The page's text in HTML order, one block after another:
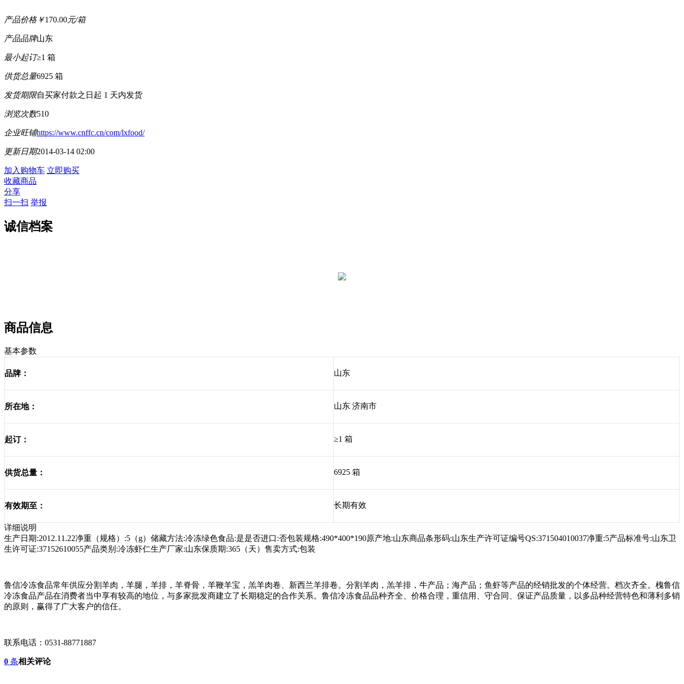
产品价格￥170.00元/箱
产品品牌山东
最小起订≥1 箱
供货总量6925 箱
发货期限自买家付款之日起 1 天内发货
浏览次数510
企业旺铺https://www.cnffc.cn/com/lxfood/
更新日期2014-03-14 02:00
加入购物车 立即购买
收藏商品
分享
扫一扫 举报
诚信档案
商品信息
基本参数
品牌： 山东
所在地： 山东 济南市
起订： ≥1 箱
供货总量： 6925 箱
有效期至： 长期有效
详细说明
生产日期:2012.11.22净重（规格）:5（g）储藏方法:冷冻绿色食品:是是否进口:否包装规格:490*400*190原产地:山东商品条形码:山东生产许可证编号QS:371504010037净重:5产品标准号:山东卫
生许可证:37152610055产品类别:冷冻虾仁生产厂家:山东保质期:365（天）售卖方式:包装
鲁信冷冻食品常年供应分割羊肉，羊腿，羊排，羊脊骨，羊鞭羊宝，羔羊肉卷、新西兰羊排卷。分割羊肉，羔羊排，牛产品；海产品；鱼虾等产品的经销批发的个体经营。档次齐全。槐鲁信
冷冻食品产品在消费者当中享有较高的地位，与多家批发商建立了长期稳定的合作关系。鲁信冷冻食品品种齐全、价格合理，重信用、守合同、保证产品质量，以多品种经营特色和薄利多销
的原则，赢得了广大客户的信任。
联系电话：0531-88771887
0 条相关评论